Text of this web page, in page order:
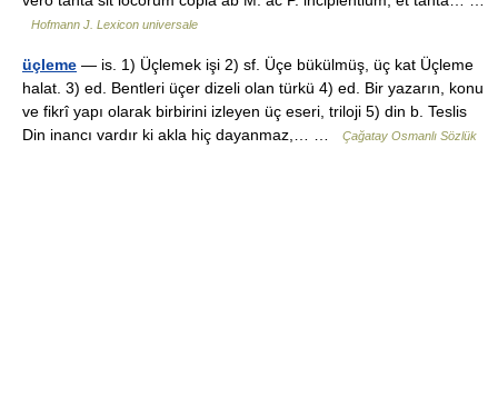
Hofmann J. Lexicon universale
üçleme — is. 1) Üçlemek işi 2) sf. Üçe bükülmüş, üç kat Üçleme
halat. 3) ed. Bentleri üçer dizeli olan türkü 4) ed. Bir yazarın, konu
ve fikrî yapı olarak birbirini izleyen üç eseri, triloji 5) din b. Teslis
Din inancı vardır ki akla hiç dayanmaz,… …
Çağatay Osmanlı Sözlük